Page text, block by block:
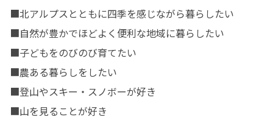
■北アルプスとともに四季を感じながら暮らしたい
■自然が豊かでほどよく便利な地域に暮らしたい
■子どもをのびのび育てたい
■農ある暮らしをしたい
■登山やスキー・スノボーが好き
■山を見ることが好き